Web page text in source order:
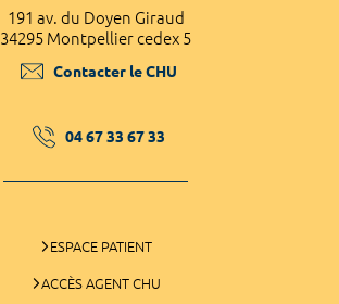
191 av. du Doyen Giraud
34295 Montpellier cedex 5
Contacter le CHU
04 67 33 67 33
ESPACE PATIENT
ACCÈS AGENT CHU